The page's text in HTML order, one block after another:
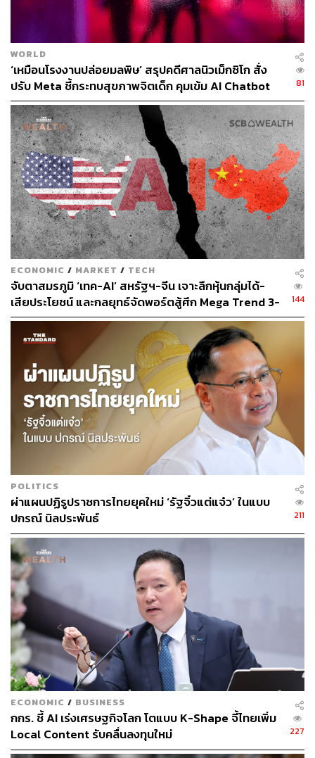
ABOUT THE AUTHOR
ถนัดกิจ จันกิเสน
Content Creator ประจำกองบรรณาธิการ
THE STANDARD WEALTH ผู้เสพติดโลก
ธุรกิจ การตลาด เทคโนโลยี และชอบสำรวจ
โลกออฟไลน์และออนไลน์มาถอดรหัสความ
เคลื่อนไหวให้เป็นเรื่องเข้าใจง่าย สนุก และได้
ไอเดียใหม่ๆ
WORLD
‘เหมือนโรงงานปล่อยมลพิษ’ สรุปคดีศาลนิวเม็กซิโก สั่ง
ปรับ Meta ชี้กระทบสุขภาพจิตเด็ก คุมเข้ม AI Chatbot
81
ECONOMIC / MARKET / TECH
จับตาสมรภูมิ ‘เทค-AI’ สหรัฐฯ-จีน เจาะลึกหุ้นกลุ่มได้-
เสียประโยชน์ และกลยุทธ์จัดพอร์ตสู้ศึก Mega Trend 3-
5 ปีข้างหน้า
144
POLITICS
ผ่าแผนปฏิรูปราชการไทยยุคใหม่ ‘รัฐจิ๋วแต่แจ๋ว’ ในแบบ
ปกรณ์ นิลประพันธ์
211
ECONOMIC / BUSINESS
กกร. ชี้ AI เร่งเศรษฐกิจโลก โตแบบ K-Shape จี้ไทยเพิ่ม
Local Content รับคลื่นลงทุนใหม่
227